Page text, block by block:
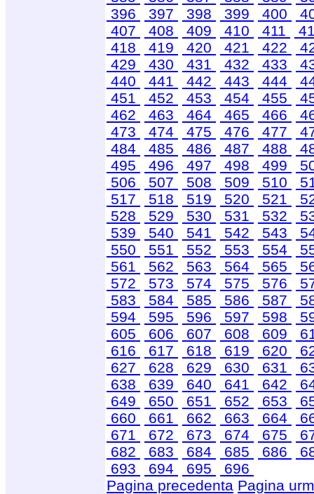
396
397 398 399 400
407
408 409 410 411
418
419 420 421 422
429
430 431 432 433
440
441 442 443 444
451
452 453 454 455
462
463 464 465 466
473
474 475 476 477
484
485 486 487 488
495
496 497 498 499
506
507 508 509 510
517
518 519 520 521
528
529 530 531 532
539
540 541 542 543
550
551 552 553 554
561
562 563 564 565
572
573 574 575 576
583
584 585 586 587
594
595 596 597 598
605
606 607 608 609
616
617 618 619 620
627
628 629 630 631
638
639 640 641 642
649
650 651 652 653
660
661 662 663 664
671
672 673 674 675
682
683 684 685 686
693
694 695
696
Pagina precedenta Pagina